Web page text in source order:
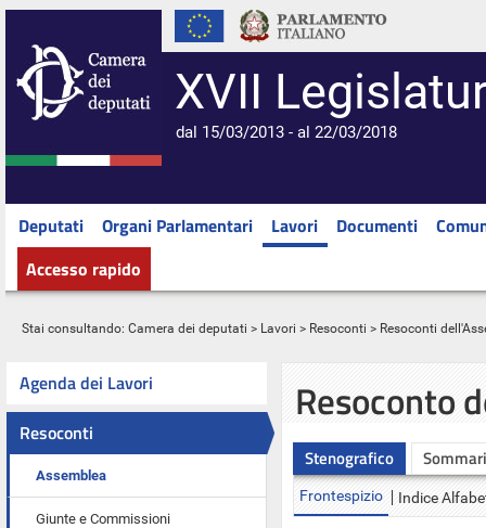
XVII
dal 15/03/2013 - al 22/03/2018
Deputati Organi Parlamentari Lavori Documenti
Accesso rapido
Stai consultando: Camera dei deputati > Lavori > Resoconti > Resoconti
Agenda dei Lavori
Resoconti
Assemblea
Giunte e Commissioni
Resoconto
Stenografico
Frontespizio Indice